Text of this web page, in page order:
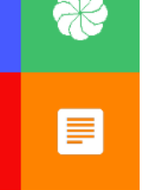
les évolutions
lieux